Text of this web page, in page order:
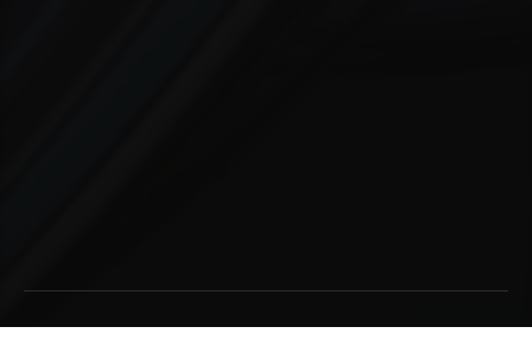
辰野博一